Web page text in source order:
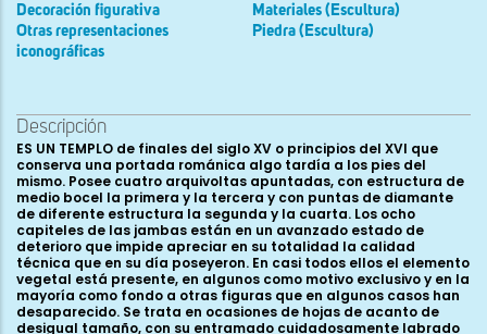
Decoración figurativa
Otras representaciones
iconográficas
Materiales (Escultura)
Piedra (Escultura)
Descripción
ES UN TEMPLO de finales del siglo XV o principios del XVI que
conserva una portada románica algo tardía a los pies del
mismo. Posee cuatro arquivoltas apuntadas, con estructura de
medio bocel la primera y la tercera y con puntas de diamante
de diferente estructura la segunda y la cuarta. Los ocho
capiteles de las jambas están en un avanzado estado de
deterioro que impide apreciar en su totalidad la calidad
técnica que en su día poseyeron. En casi todos ellos el elemento
vegetal está presente, en algunos como motivo exclusivo y en la
mayoría como fondo a otras figuras que en algunos casos han
desaparecido. Se trata en ocasiones de hojas de acanto de
desigual tamaño, con su entramado cuidadosamente labrado